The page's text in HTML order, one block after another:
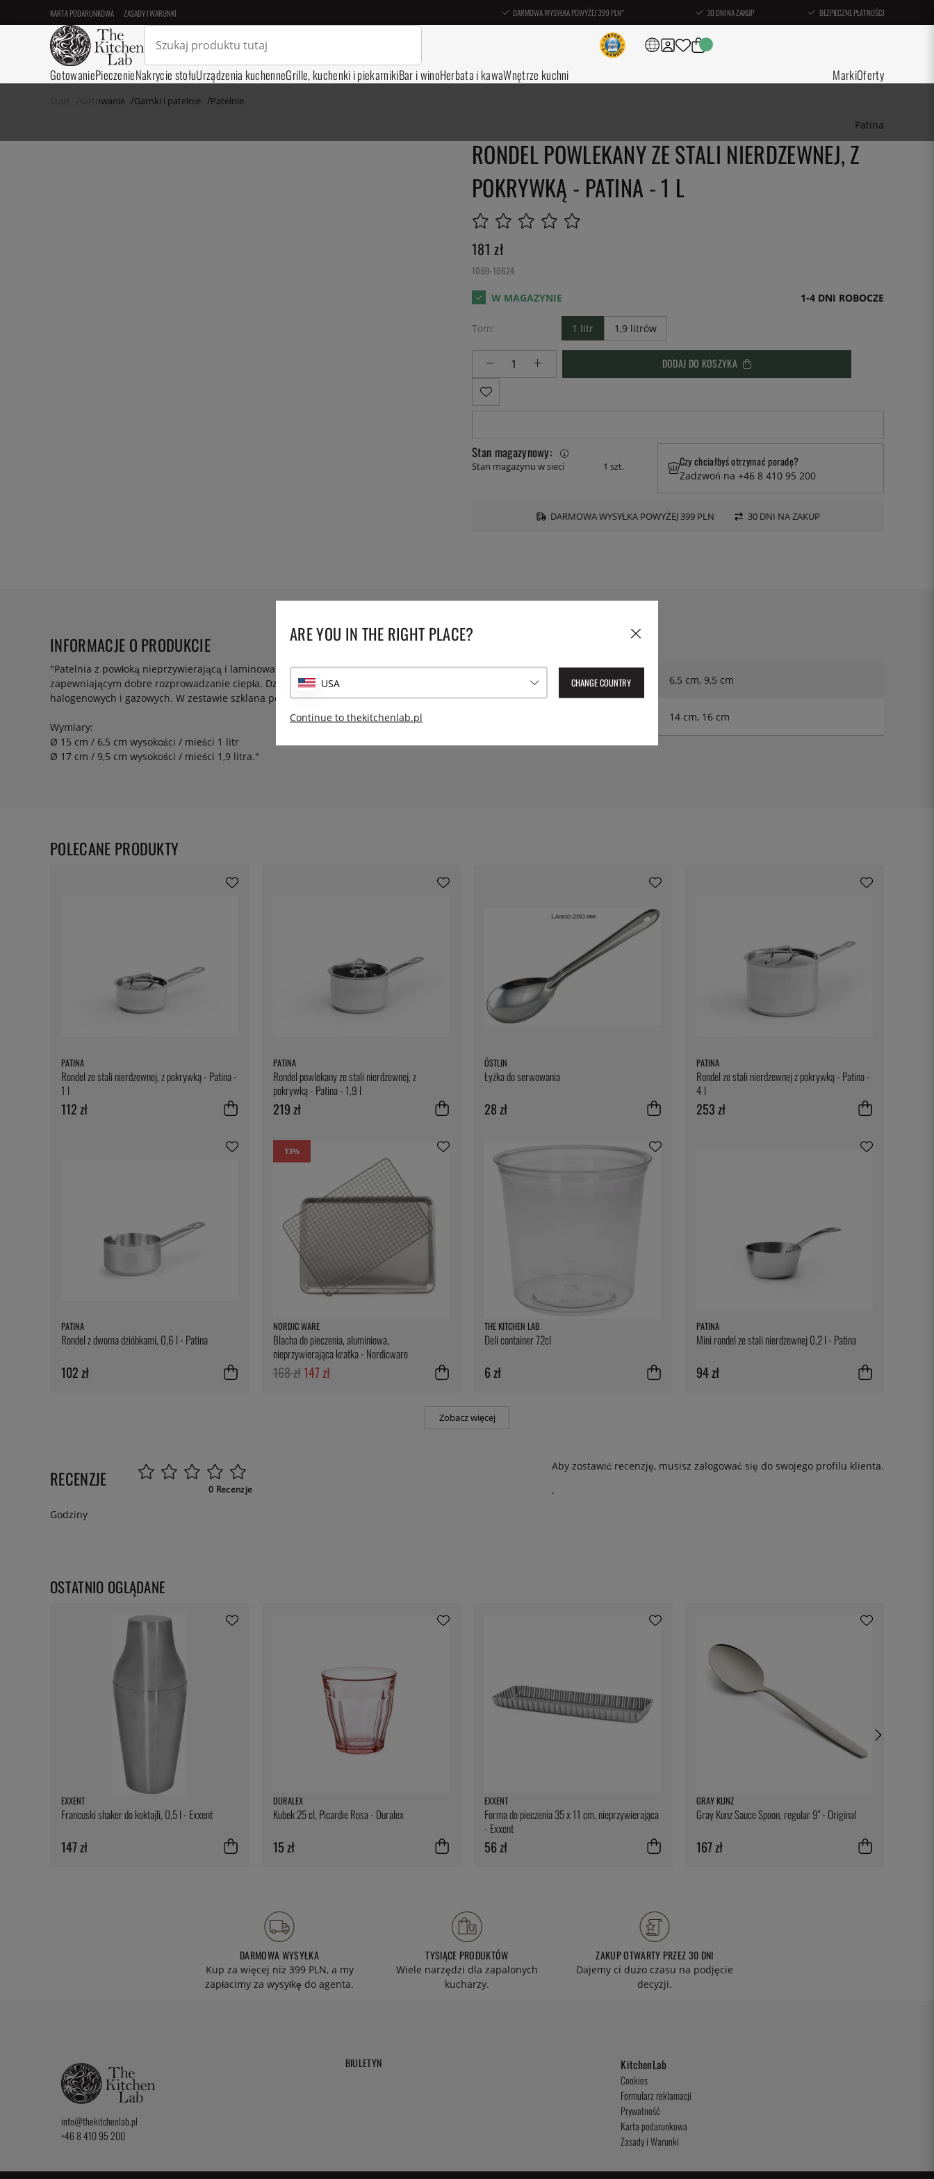
KARTA PODARUNKOWA ZASADY I WARUNKI DARMOWA WYSYŁKA POWYŻEJ 399 PLN* 30 DNI NA ZAKUP BEZPIECZNE PŁATNOŚCI
GotowaniePieczenieNakrycie stołuUrządzenia kuchenneGrille, kuchenki i piekarnikiBar i winoHerbata i kawaWnętrze kuchni MarkiOferty
Start Gotowanie Garnki i patelnie Patelnie
Patina
RONDEL POWLEKANY ZE STALI NIERDZEWNEJ, Z
POKRYWKĄ - PATINA - 1 L
181 zł
1069-10624
1-4 DNI ROBOCZE
Tom: 1 litr 1,9 litrów
DODAJ DO KOSZYKA
Stan magazynowy:
Stan magazynu w sieci 1 szt. Czy chciałbyś otrzymać poradę?
Zadzwoń na +46 8 410 95 200
DARMOWA WYSYŁKA POWYŻEJ 399 PLN 30 DNI NA ZAKUP
INFORMACJE O PRODUKCIE
"Patelnia z powłoką nieprzywierającą i laminowanym dnem ze stali nierdzewnej
zapewniającym dobre rozprowadzanie ciepła. Działa na płytach indukcyjnych,
halogenowych i gazowych. W zestawie szklana pokrywka.
Wymiary:
Ø 15 cm / 6,5 cm wysokości / mieści 1 litr
Ø 17 cm / 9,5 cm wysokości / mieści 1,9 litra."
Wysokość: 6,5 cm, 9,5 cm
14 cm, 16 cm
PATINA
Rondel ze stali nierdzewnej, z pokrywką - Patina -
1 l
112 zł
PATINA
Rondel powlekany ze stali nierdzewnej, z
pokrywką - Patina - 1,9 l
219 zł
ÖSTLIN
Łyżka do serwowania
28 zł
PATINA
Rondel ze stali nierdzewnej z pokrywką - Patina -
4 l
253 zł
PATINA
Rondel z dwoma dzióbkami, 0,6 l - Patina
102 zł
13%
NORDIC WARE
Blacha do pieczenia, aluminiowa,
nieprzywierająca kratka - Nordicware
168 zł147 zł
THE KITCHEN LAB
Deli container 72cl
6 zł
PATINA
Mini rondel ze stali nierdzewnej 0,2 l - Patina
94 zł
Zobacz więcej
POLECANE PRODUKTY
RECENZJE 0 Recenzje
Aby zostawić recenzję, musisz zalogować się do swojego profilu klienta.
.
Godziny
OSTATNIO OGLĄDANE
EXXENT
Francuski shaker do koktajli, 0,5 l - Exxent
147 zł
DURALEX
Kubek 25 cl, Picardie Rosa - Duralex
15 zł
EXXENT
Forma do pieczenia 35 x 11 cm, nieprzywierająca
- Exxent
56 zł
GRAY KUNZ
Gray Kunz Sauce Spoon, regular 9" - Original
167 zł
DARMOWA WYSYŁKA
Kup za więcej niż 399 PLN, a my
zapłacimy za wysyłkę do agenta.
TYSIĄCE PRODUKTÓW
Wiele narzędzi dla zapalonych
kucharzy.
ZAKUP OTWARTY PRZEZ 30 DNI
Dajemy ci dużo czasu na podjęcie
decyzji.
info@thekitchenlab.pl
+46 8 410 95 200
BIULETYN KitchenLab
Cookies
Formularz reklamacji
Prywatność
Karta podarunkowa
Zasady i Warunki
ARE YOU IN THE RIGHT PLACE?
USA CHANGE COUNTRY
Continue to thekitchenlab.pl